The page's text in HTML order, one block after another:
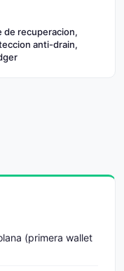
de recuperacion,
anti-drain,
(primera wallet